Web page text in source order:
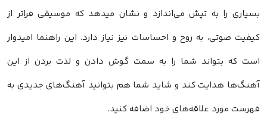
بسیاری را به تپش می‌اندازد و نشان میدهد که موسیقی فراتر از
کیفیت صوتی، به روح و احساسات نیز نیاز دارد. این راهنما امیدوار
است که بتواند شما را به سمت گوش دادن و لذت بردن از این
آهنگ‌ها هدایت کند و شاید شما هم بتوانید آهنگ‌های جدیدی به
فهرست مورد علاقه‌های خود اضافه کنید.